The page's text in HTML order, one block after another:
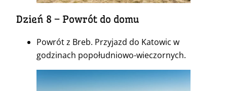
Dzień 8 – Powrót do domu
Powrót z Breb. Przyjazd do Katowic w
godzinach popołudniowo-wieczornych.